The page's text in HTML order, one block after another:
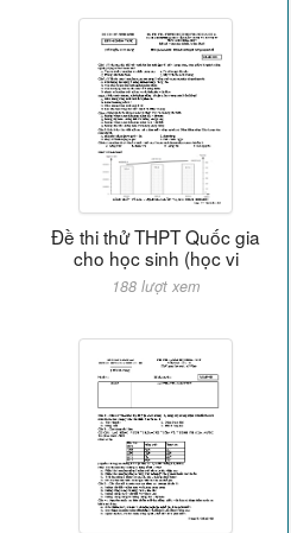
Đề thi thử THPT Quốc gia
cho học sinh (học vi
188 lượt xem